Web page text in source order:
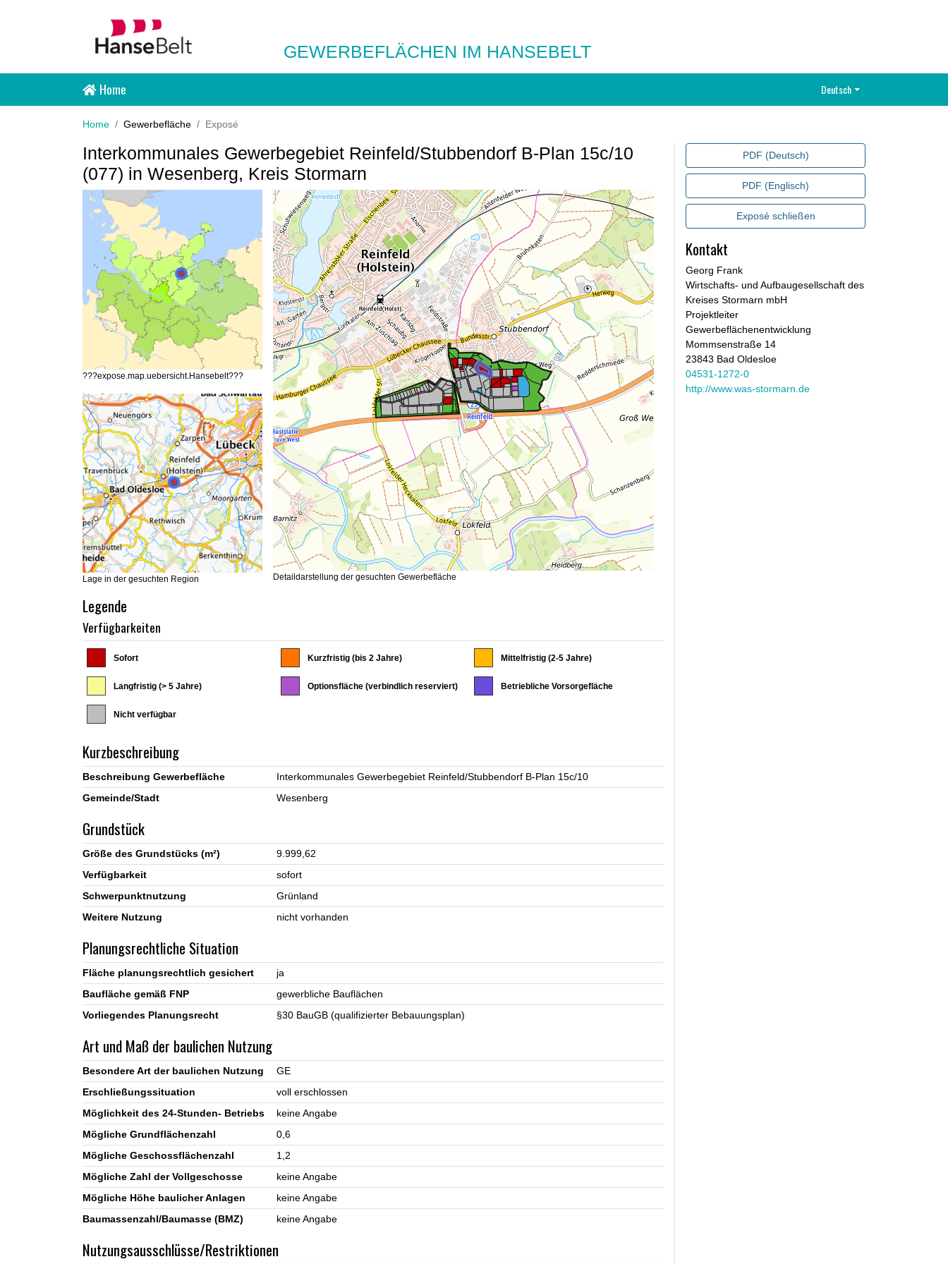
GEWERBEFLÄCHEN IM HANSEBELT
Home Deutsch
Home Gewerbefläche Exposé
Interkommunales Gewerbegebiet Reinfeld/Stubbendorf B-Plan 15c/10
(077) in Wesenberg, Kreis Stormarn
???expose.map.uebersicht.Hansebelt???
Lage in der gesuchten Region Detaildarstellung der gesuchten Gewerbefläche
Legende
Verfügbarkeiten
Sofort Kurzfristig (bis 2 Jahre) Mittelfristig (2-5 Jahre)
Langfristig (> 5 Jahre) Optionsfläche (verbindlich reserviert) Betriebliche Vorsorgefläche
Nicht verfügbar
Kurzbeschreibung
Beschreibung Gewerbefläche
Interkommunales Gewerbegebiet Reinfeld/Stubbendorf B-Plan 15c/10
Gemeinde/Stadt
Grundstück
Größe des Grundstücks (m²)
9.999,62
Verfügbarkeit
sofort
Schwerpunktnutzung
Grünland
Weitere Nutzung
nicht vorhanden
Planungsrechtliche Situation
Fläche planungsrechtlich gesichert
ja
Baufläche gemäß FNP
gewerbliche Bauflächen
Vorliegendes Planungsrecht
§30 BauGB (qualifizierter Bebauungsplan)
Art und Maß der baulichen Nutzung
Besondere Art der baulichen Nutzung
GE
Erschließungssituation
voll erschlossen
Möglichkeit des 24-Stunden- Betriebs
keine Angabe
Mögliche Grundflächenzahl
0,6
Mögliche Geschossflächenzahl
1,2
Mögliche Zahl der Vollgeschosse
keine Angabe
Mögliche Höhe baulicher Anlagen
keine Angabe
Baumassenzahl/Baumasse (BMZ)
keine Angabe
Nutzungsausschlüsse/Restriktionen
PDF (Deutsch)
PDF (Englisch)
Exposé schließen
Kontakt
Georg Frank
Wirtschafts- und Aufbaugesellschaft des
Kreises Stormarn mbH
Projektleiter
Gewerbeflächenentwicklung
Mommsenstraße 14
23843 Bad Oldesloe
04531-1272-0
http://www.was-stormarn.de